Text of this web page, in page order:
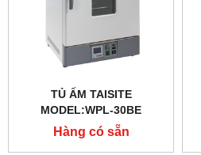
TỦ ẤM TAISITE
MODEL:WPL-30BE
Hàng có sẵn